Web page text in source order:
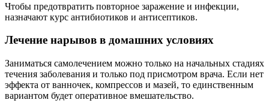
Чтобы предотвратить повторное заражение и инфекции,
назначают курс антибиотиков и антисептиков.
Лечение нарывов в домашних условиях
Заниматься самолечением можно только на начальных стадиях
течения заболевания и только под присмотром врача. Если нет
эффекта от ванночек, компрессов и мазей, то единственным
вариантом будет оперативное вмешательство.